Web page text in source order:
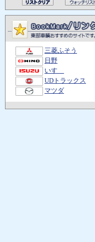
三菱ふそう
日野
いすゞ
UDトラックス
マツダ